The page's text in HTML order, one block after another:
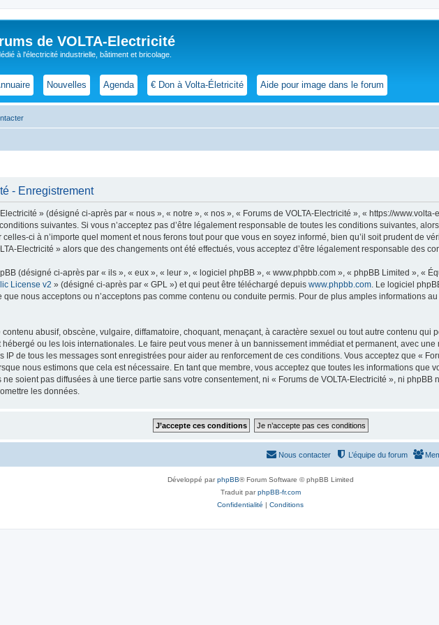
de VOLTA-Electricité
à l'électricité industrielle, bâtiment et bricolage.
Nouvelles Agenda € Don à Volta-Életricité Aide pour image dans le forum
- Enregistrement
» (désigné ci-après par « nous », « notre », « nos », « Forums de VOLTA-Electricité », « https://
suivantes. Si vous n’acceptez pas d’être légalement responsable de toutes les conditions suivantes,
ci à n’importe quel moment et nous ferons tout pour que vous en soyez informé, bien qu’il soit prudent de
Electricité » alors que des changements ont été effectués, vous acceptez d’être légalement responsable des
(désigné ci-après par « ils », « eux », « leur », « logiciel phpBB », « www.phpbb.com », « phpBB Limited », «
License v2 » (désigné ci-après par « GPL ») et qui peut être téléchargé depuis www.phpbb.com. Le logiciel
que nous acceptons ou n’acceptons pas comme contenu ou conduite permis. Pour de plus amples informations
abusif, obscène, vulgaire, diffamatoire, choquant, menaçant, à caractère sexuel ou tout autre contenu qui
hébergé ou les lois internationales. Le faire peut vous mener à un bannissement immédiat et permanent, avec
IP de tous les messages sont enregistrées pour aider au renforcement de ces conditions. Vous acceptez que «
nous estimons que cela est nécessaire. En tant que membre, vous acceptez que toutes les informations que
soient pas diffusées à une tierce partie sans votre consentement, ni « Forums de VOLTA-Electricité », ni
les données.
L’équipe du forum
Nous contacter
Développé parphpBB® Forum Software © phpBB Limited
Traduit parphpBB-fr.com
Confidentialité | Conditions